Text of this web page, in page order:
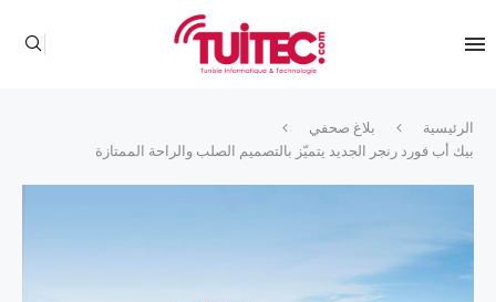
الرئيسية
بلاغ صحفي
بيك أب فورد رنجر الجديد يتميّز بالتصميم الصلب والراحة الممتازة